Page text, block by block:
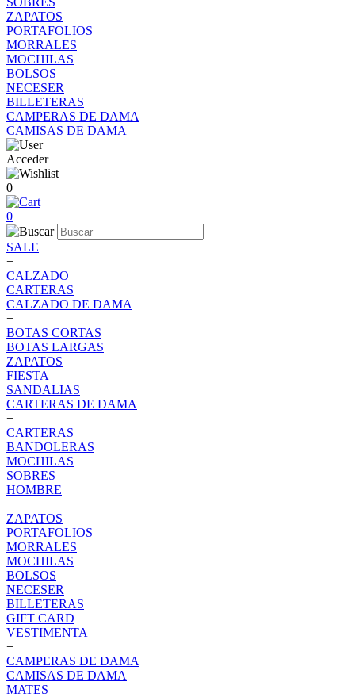
ZAPATOS
PORTAFOLIOS
MORRALES
MOCHILAS
BOLSOS
NECESER
BILLETERAS
CAMPERAS DE DAMA
CAMISAS DE DAMA
Acceder
0
0
SALE
+
CALZADO
CARTERAS
CALZADO DE DAMA
+
BOTAS CORTAS
BOTAS LARGAS
ZAPATOS
FIESTA
SANDALIAS
CARTERAS DE DAMA
+
CARTERAS
BANDOLERAS
MOCHILAS
SOBRES
HOMBRE
+
ZAPATOS
PORTAFOLIOS
MORRALES
MOCHILAS
BOLSOS
NECESER
BILLETERAS
GIFT CARD
VESTIMENTA
+
CAMPERAS DE DAMA
CAMISAS DE DAMA
MATES